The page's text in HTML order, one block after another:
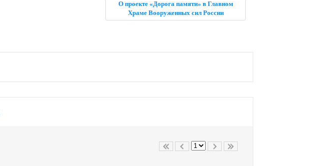
О проекте «Дорога памяти» в Главном
Храме Вооруженных сил России